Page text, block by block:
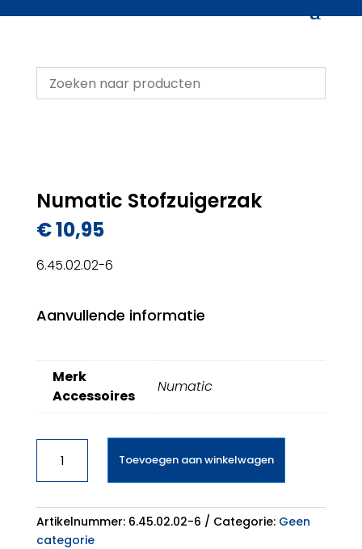
Numatic Stofzuigerzak
€10,95
6.45.02.02-6
Aanvullende informatie
Merk
Accessoires
Numatic
Stofzuigerzak
aantal
Toevoegen aan winkelwagen
Artikelnummer: 6.45.02.02-6 Categorie: Geen
categorie